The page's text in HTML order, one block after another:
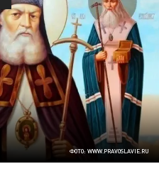
ФОТО: WWW.PRAVOSLAVIE.RU